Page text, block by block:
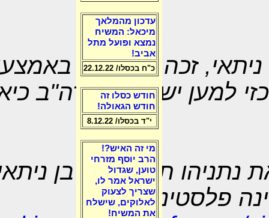
ניתאי, זכה לחשיפה
למען ישראל בארה"ב
נתניהו תחת שמו בן
פלסטינית:
עדכון מהמלאך
מיכאל: המשיח
נמצא ופועל מתל
אביב!
כ"ח בכסלו/ 22.12.22
חודש כסלו זה
חודש הגאולה!
י"ד בכסלו/ 8.12.22
מי זה האיש?!
הרב יוסף מזרחי
טוען, שגדול
ישראל אמר לו,
שצריך לצעוק
לאלוקים, שישלח
את המשיח!